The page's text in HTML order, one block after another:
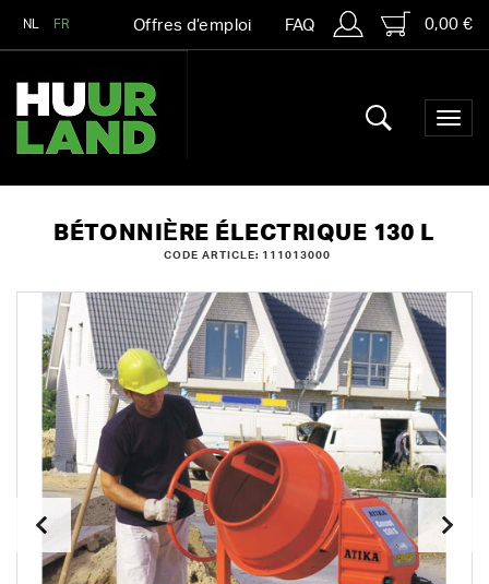
NL FR Offres d’emploi FAQ 0,00 €
BÉTONNIÈRE ÉLECTRIQUE 130 L
CODE ARTICLE: 111013000